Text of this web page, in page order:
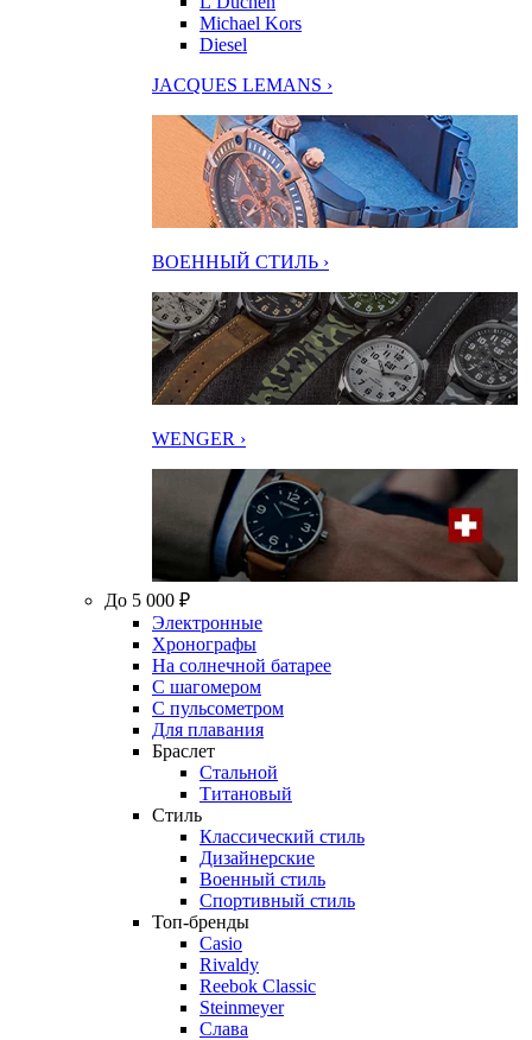
Michael Kors
Diesel
JACQUES LEMANS ›
ВОЕННЫЙ СТИЛЬ ›
WENGER ›
До 5 000 ₽
Электронные
Хронографы
На солнечной батарее
С шагомером
С пульсометром
Для плавания
Браслет
Стальной
Титановый
Стиль
Классический стиль
Дизайнерские
Военный стиль
Спортивный стиль
Топ-бренды
Casio
Rivaldy
Reebok Classic
Steinmeyer
Слава